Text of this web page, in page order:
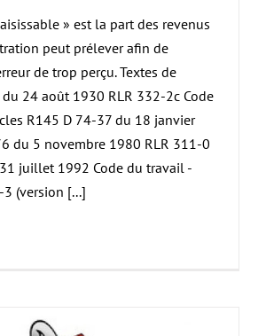
» est la part des revenus
peut prélever afin de
de trop perçu. Textes de
du 24 août 1930 RLR 332-2c Code
R145 D 74-37 du 18 janvier
du 5 novembre 1980 RLR 311-0
juillet 1992 Code du travail -
(version [...]